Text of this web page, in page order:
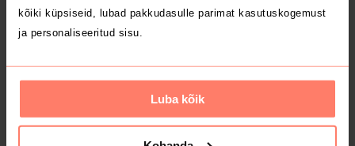
kõiki küpsiseid, lubad pakkudasulle parimat kasutuskogemust
ja personaliseeritud sisu.
Luba kõik
36 3.5 €